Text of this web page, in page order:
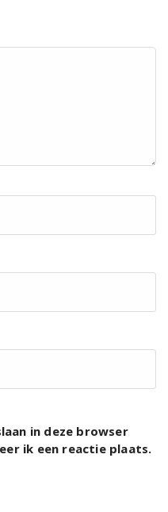
in deze browser
ik een reactie plaats.